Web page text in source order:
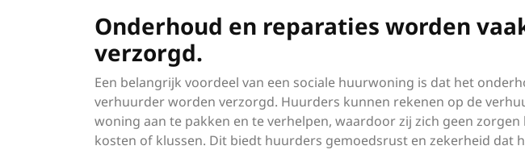
Onderhoud en reparaties worden
verzorgd.
Een belangrijk voordeel van een sociale huurwoning is dat het
verhuurder worden verzorgd. Huurders kunnen rekenen op de
woning aan te pakken en te verhelpen, waardoor zij zich geen
kosten of klussen. Dit biedt huurders gemoedsrust en zekerheid dat